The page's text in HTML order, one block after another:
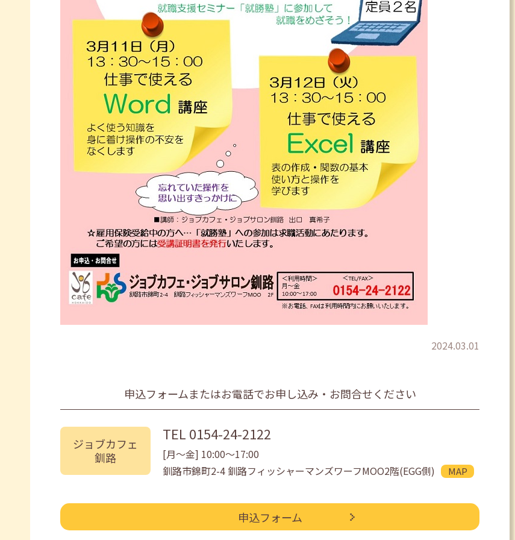
2024.03.01
申込フォームまたはお電話でお申し込み・お問合せください
ジョブカフェ
釧路
TEL 0154-24-2122
[月〜金] 10:00〜17:00
釧路市錦町2-4 釧路フィッシャーマンズワーフMOO2階(EGG側)
MAP
申込フォーム